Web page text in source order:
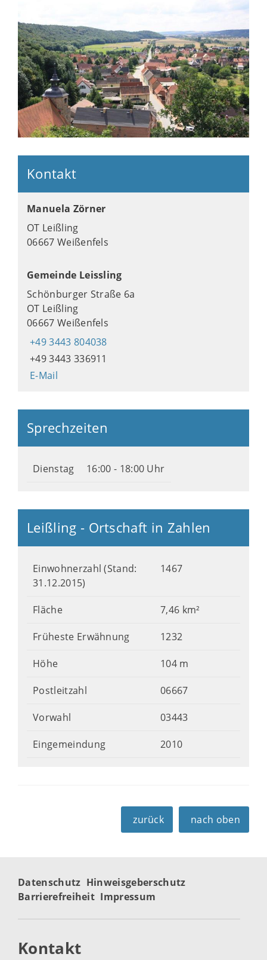
Kontakt
Manuela Zörner
OT Leißling
06667 Weißenfels
Gemeinde Leissling
Schönburger Straße 6a
OT Leißling
06667 Weißenfels
+49 3443 804038
+49 3443 336911
E-Mail
Sprechzeiten
Dienstag 16:00 - 18:00 Uhr
Leißling - Ortschaft in Zahlen
Einwohnerzahl (Stand:
31.12.2015)
1467
Fläche 7,46 km²
Früheste Erwähnung 1232
Höhe 104 m
Postleitzahl 06667
Vorwahl 03443
Eingemeindung 2010
zurück nach oben
Datenschutz Hinweisgeberschutz
Barrierefreiheit Impressum
Kontakt